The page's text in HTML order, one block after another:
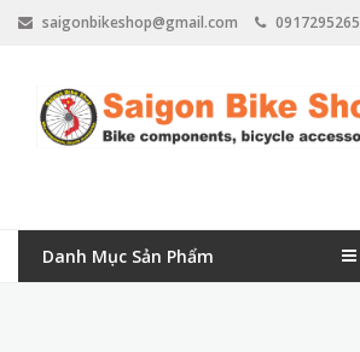
saigonbikeshop@gmail.com 0917295265
Danh Mục Sản Phẩm